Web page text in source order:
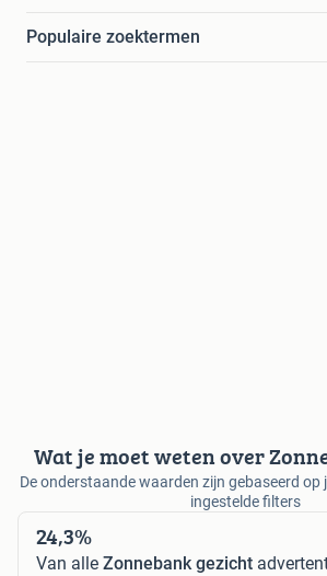
Populaire zoektermen
Wat je moet weten over
De onderstaande waarden zijn gebaseerd op
ingestelde filters
24,3%
Van alle Zonnebank gezicht